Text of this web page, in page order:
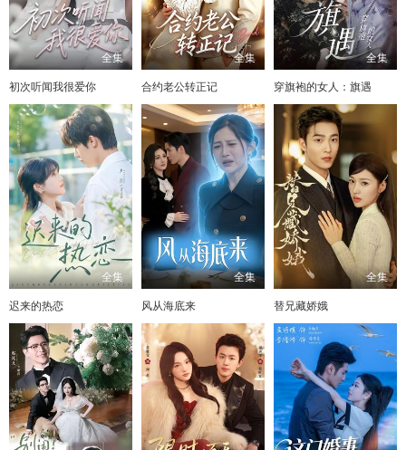
全集
初次听闻我很爱你
全集
合约老公转正记
全集
穿旗袍的女人：旗遇
全集
迟来的热恋
全集
风从海底来
全集
替兄藏娇娥